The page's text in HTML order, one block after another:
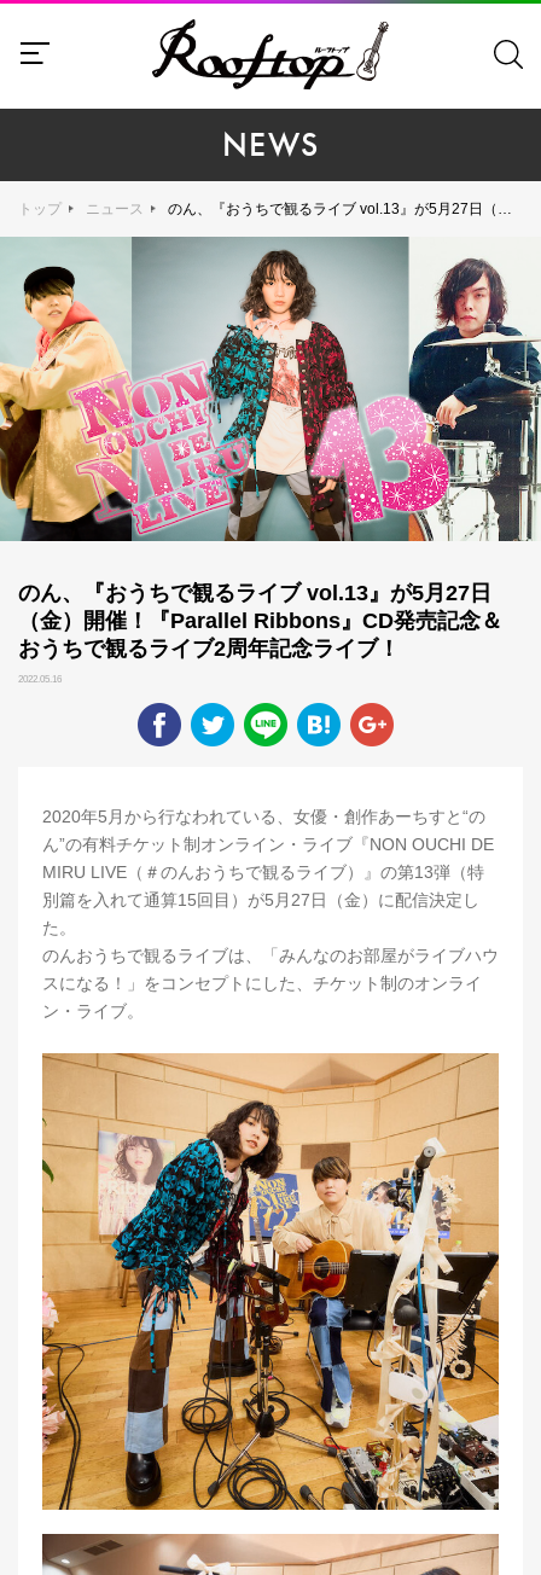
NEWS
トップ ニュース のん、『おうちで観るライブ vol.13』が5月27日（金）開催！『Parallel Ribbons』CD発売記念＆おうちで観るライブ2周年記念ライブ！
のん、『おうちで観るライブ vol.13』が5月27日
（金）開催！『Parallel Ribbons』CD発売記念＆
おうちで観るライブ2周年記念ライブ！
2022.05.16
2020年5月から行なわれている、女優・創作あーちすと“の
ん”の有料チケット制オンライン・ライブ『NON OUCHI DE
MIRU LIVE（＃のんおうちで観るライブ）』の第13弾（特
別篇を入れて通算15回目）が5月27日（金）に配信決定し
た。
のんおうちで観るライブは、「みんなのお部屋がライブハウ
スになる！」をコンセプトにした、チケット制のオンライ
ン・ライブ。